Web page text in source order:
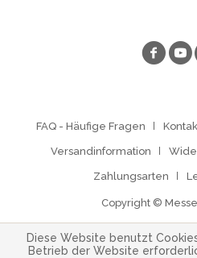
FAQ - Häufige Fragen
Versandinformation
Zahlungsarten
Copyright ©
Diese Website benutzt
Betrieb der Website